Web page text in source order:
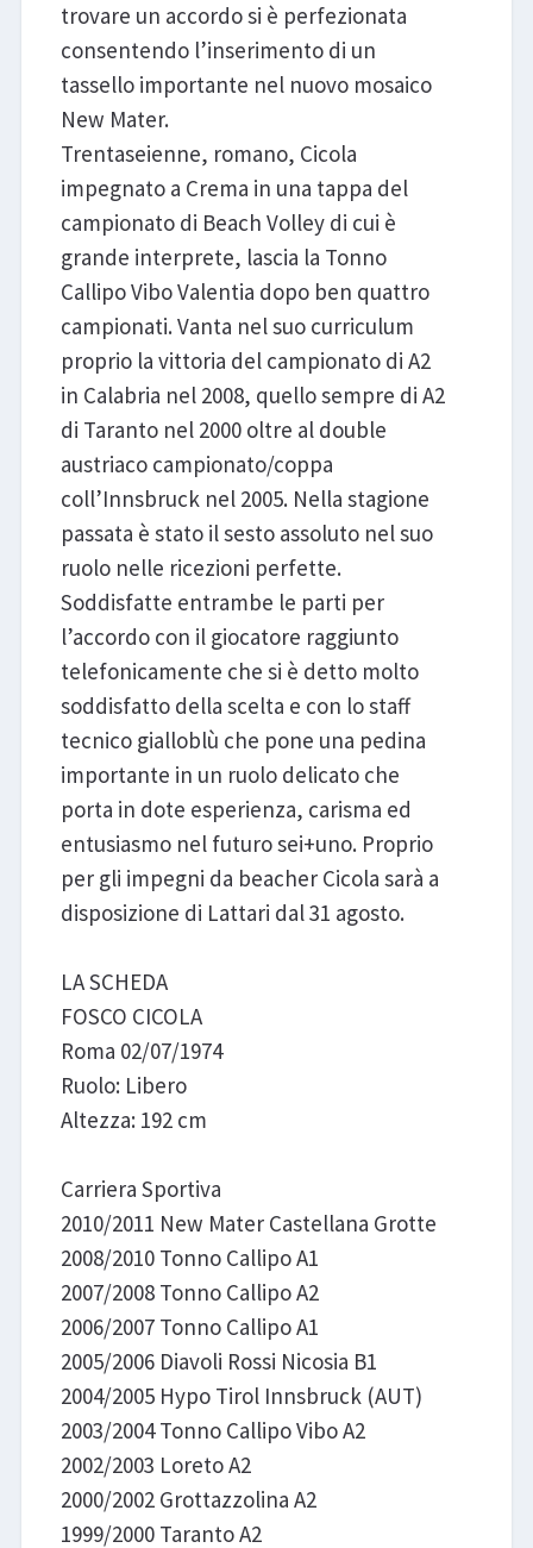
trovare un accordo si è perfezionata
consentendo l’inserimento di un
tassello importante nel nuovo mosaico
New Mater.
Trentaseienne, romano, Cicola
impegnato a Crema in una tappa del
campionato di Beach Volley di cui è
grande interprete, lascia la Tonno
Callipo Vibo Valentia dopo ben quattro
campionati. Vanta nel suo curriculum
proprio la vittoria del campionato di A2
in Calabria nel 2008, quello sempre di A2
di Taranto nel 2000 oltre al double
austriaco campionato/coppa
coll’Innsbruck nel 2005. Nella stagione
passata è stato il sesto assoluto nel suo
ruolo nelle ricezioni perfette.
Soddisfatte entrambe le parti per
l’accordo con il giocatore raggiunto
telefonicamente che si è detto molto
soddisfatto della scelta e con lo staff
tecnico gialloblù che pone una pedina
importante in un ruolo delicato che
porta in dote esperienza, carisma ed
entusiasmo nel futuro sei+uno. Proprio
per gli impegni da beacher Cicola sarà a
disposizione di Lattari dal 31 agosto.
LA SCHEDA
FOSCO CICOLA
Roma 02/07/1974
Ruolo: Libero
Altezza: 192 cm
Carriera Sportiva
2010/2011 New Mater Castellana Grotte
2008/2010 Tonno Callipo A1
2007/2008 Tonno Callipo A2
2006/2007 Tonno Callipo A1
2005/2006 Diavoli Rossi Nicosia B1
2004/2005 Hypo Tirol Innsbruck (AUT)
2003/2004 Tonno Callipo Vibo A2
2002/2003 Loreto A2
2000/2002 Grottazzolina A2
1999/2000 Taranto A2